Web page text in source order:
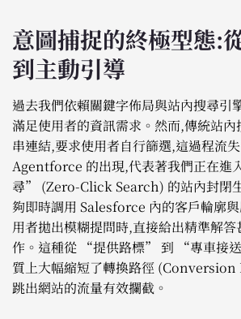
意圖捕捉的終極型態:
到主動引導
過去我們依賴關鍵字佈局與站內搜尋引
滿足使用者的資訊需求。然而,傳統站內
串連結,要求使用者自行篩選,這過程流
Agentforce 的出現,代表著我們正在進
尋” (Zero-Click Search) 的站內封閉
夠即時調用 Salesforce 內的客戶輪廓
用者拋出模糊提問時,直接給出精準解
作。這種從 “提供路標” 到 “專車接
質上大幅縮短了轉換路徑 (Conversion
跳出網站的流量有效攔截。